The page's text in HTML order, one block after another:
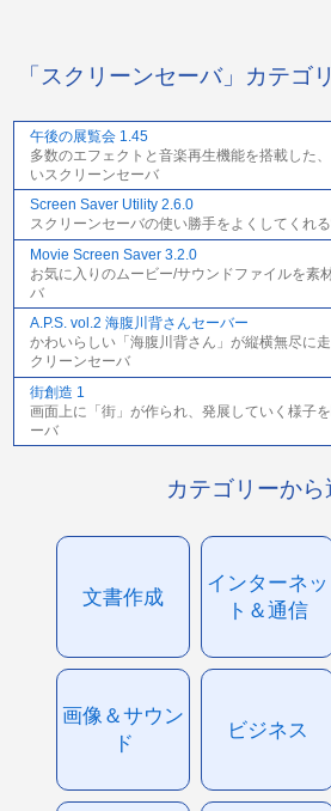
「スクリーンセーバ」カテゴ
午後の展覧会 1.45
多数のエフェクトと音楽再生機能を搭載した
いスクリーンセーバ
Screen Saver Utility 2.6.0
スクリーンセーバの使い勝手をよくしてくれ
Movie Screen Saver 3.2.0
お気に入りのムービー/サウンドファイルを素
バ
A.P.S. vol.2 海腹川背さんセーバー
かわいらしい「海腹川背さん」が縦横無尽に
クリーンセーバ
街創造 1
画面上に「街」が作られ、発展していく様子
ーバ
カテゴリーから
文書作成
インターネッ
ト＆通信
画像＆サウン
ド
ビジネス